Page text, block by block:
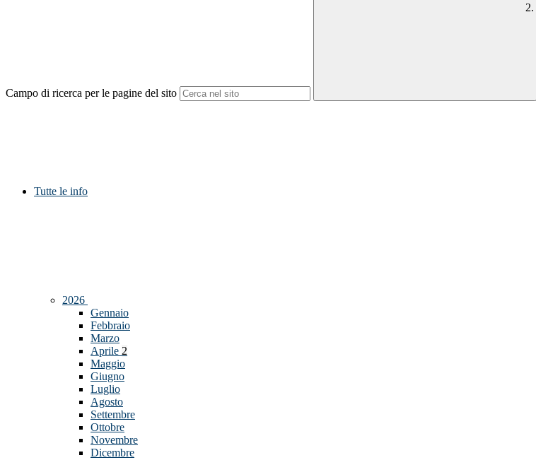
Campo di ricerca per le pagine del sito
Tutte le info
2026
Gennaio
Febbraio
Marzo
Aprile 2
Maggio
Giugno
Luglio
Agosto
Settembre
Ottobre
Novembre
Dicembre